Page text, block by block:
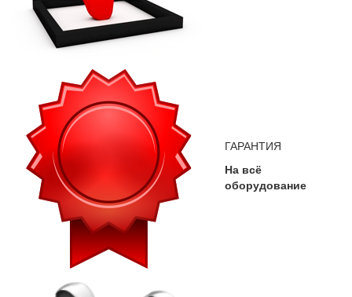
ГАРАНТИЯ
На всё
оборудование